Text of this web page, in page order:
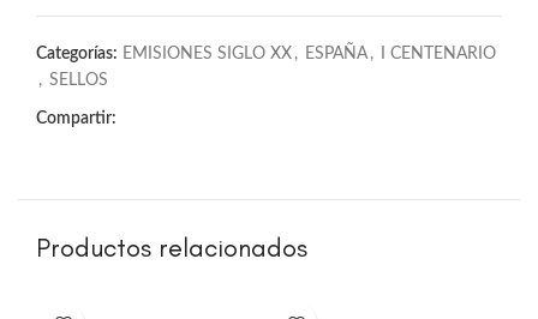
Categorías: EMISIONES SIGLO XX , ESPAÑA ,
I CENTENARIO
, SELLOS
Compartir:
Productos relacionados